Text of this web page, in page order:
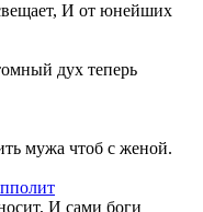
И от юнейших
дух теперь
мужа чтоб с женой.
И сами боги